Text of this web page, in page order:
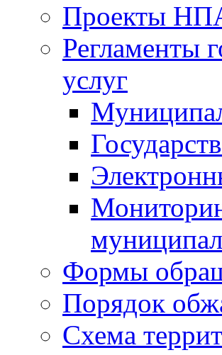
Проекты
Регламенты
услуг
Формы
Порядок
Схема